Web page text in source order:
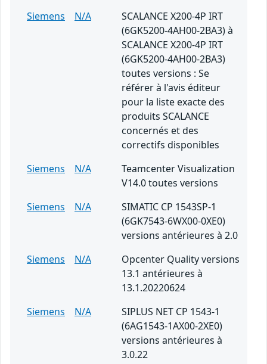
Siemens
N/A
SCALANCE X200-4P IRT
(6GK5200-4AH00-2BA3) à
SCALANCE X200-4P IRT
(6GK5200-4AH00-2BA3)
toutes versions : Se
référer à l'avis éditeur
pour la liste exacte des
produits SCALANCE
concernés et des
correctifs disponibles
Siemens
N/A
Teamcenter Visualization
V14.0 toutes versions
Siemens
N/A
SIMATIC CP 1543SP-1
(6GK7543-6WX00-0XE0)
versions antérieures à 2.0
Siemens
N/A
Opcenter Quality versions
13.1 antérieures à
13.1.20220624
Siemens
N/A
SIPLUS NET CP 1543-1
(6AG1543-1AX00-2XE0)
versions antérieures à
3.0.22